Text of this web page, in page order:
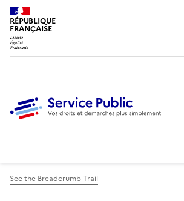
RÉPUBLIQUE
FRANÇAISE
See the Breadcrumb Trail